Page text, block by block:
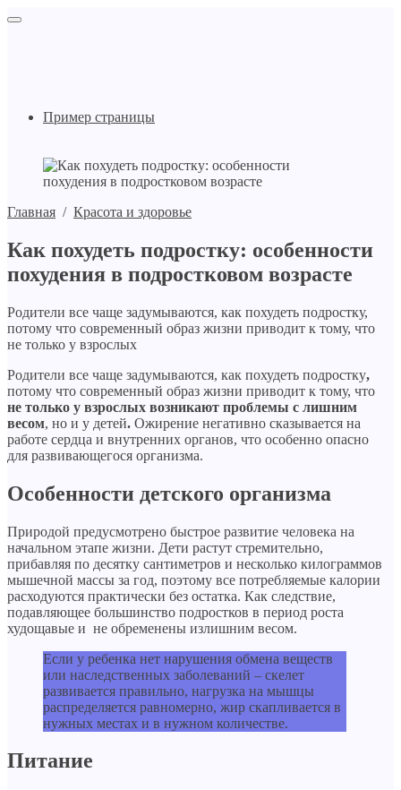
Пример страницы
Главная / Красота и здоровье
Как похудеть подростку: особенности
похудения в подростковом возрасте
Родители все чаще задумываются, как похудеть подростку,
потому что современный образ жизни приводит к тому, что
не только у взрослых
Родители все чаще задумываются, как похудеть подростку,
потому что современный образ жизни приводит к тому, что
не только у взрослых возникают проблемы с лишним
весом, но и у детей. Ожирение негативно сказывается на
работе сердца и внутренних органов, что особенно опасно
для развивающегося организма.
Особенности детского организма
Природой предусмотрено быстрое развитие человека на
начальном этапе жизни. Дети растут стремительно,
прибавляя по десятку сантиметров и несколько килограммов
мышечной массы за год, поэтому все потребляемые калории
расходуются практически без остатка. Как следствие,
подавляющее большинство подростков в период роста
худощавые и не обременены излишним весом.
Если у ребенка нет нарушения обмена веществ
или наследственных заболеваний – скелет
развивается правильно, нагрузка на мышцы
распределяется равномерно, жир скапливается в
нужных местах и в нужном количестве.
Питание